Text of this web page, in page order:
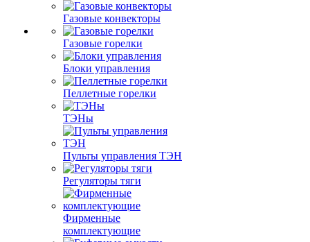
Газовые конвекторы
Газовые горелки
Блоки управления
Пеллетные горелки
ТЭНы
Пульты управления ТЭН
Регуляторы тяги
Фирменные
комплектующие